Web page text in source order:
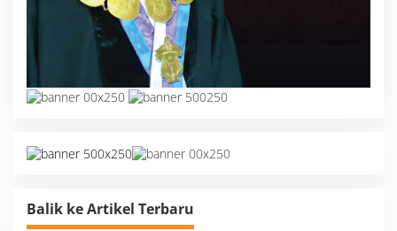
Balik ke Artikel Terbaru